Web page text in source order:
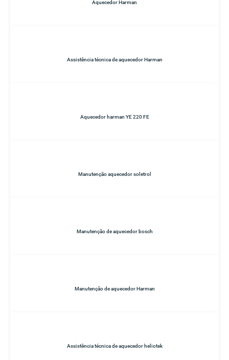
Aquecedor Harman
Assistência técnica de aquecedor Harman
Aquecedor harman YE 220 FE
Manutenção aquecedor soletrol
Manutenção de aquecedor bosch
Manutenção de aquecedor Harman
Assistência técnica de aquecedor heliotek